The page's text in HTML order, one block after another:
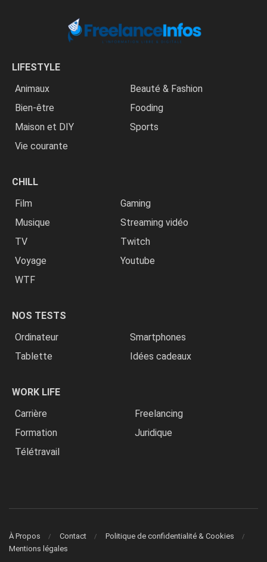
LIFESTYLE
Animaux
Beauté & Fashion
Bien-être
Fooding
Maison et DIY
Sports
Vie courante
CHILL
Film
Gaming
Musique
Streaming vidéo
TV
Twitch
Voyage
Youtube
WTF
NOS TESTS
Ordinateur
Smartphones
Tablette
Idées cadeaux
WORK LIFE
Carrière
Freelancing
Formation
Juridique
Télétravail
À Propos Contact
Politique de confidentialité & Cookies
Mentions légales